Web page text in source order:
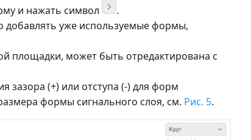
и нажать символ
.
уже используемые формы,
площадки, может быть отредактирована с
зазора (+) или отступа (-) для форм
формы сигнального слоя, см. Рис. 5.